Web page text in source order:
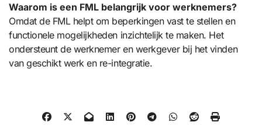
Waarom is een FML belangrijk voor werknemers?
Omdat de FML helpt om beperkingen vast te stellen en
functionele mogelijkheden inzichtelijk te maken. Het
ondersteunt de werknemer en werkgever bij het vinden
van geschikt werk en re-integratie.